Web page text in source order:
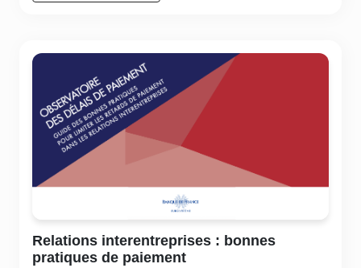
Relations interentreprises : bonnes
pratiques de paiement